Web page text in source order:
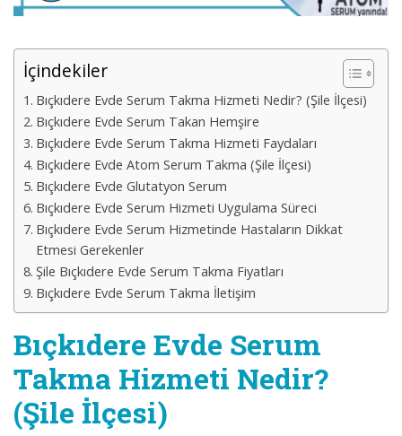
İçindekiler
Bıçkıdere Evde Serum Takma Hizmeti Nedir? (Şile İlçesi)
Bıçkıdere Evde Serum Takan Hemşire
Bıçkıdere Evde Serum Takma Hizmeti Faydaları
Bıçkıdere Evde Atom Serum Takma (Şile İlçesi)
Bıçkıdere Evde Glutatyon Serum
Bıçkıdere Evde Serum Hizmeti Uygulama Süreci
Bıçkıdere Evde Serum Hizmetinde Hastaların Dikkat
Etmesi Gerekenler
Şile Bıçkıdere Evde Serum Takma Fiyatları
Bıçkıdere Evde Serum Takma İletişim
Bıçkıdere Evde Serum
Takma Hizmeti Nedir?
(Şile İlçesi)